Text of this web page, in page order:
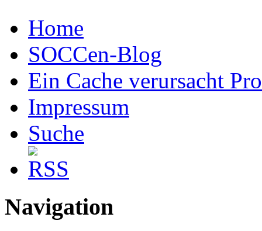
Home
SOCCen-Blog
Ein Cache verursacht
Impressum
Suche
Navigation